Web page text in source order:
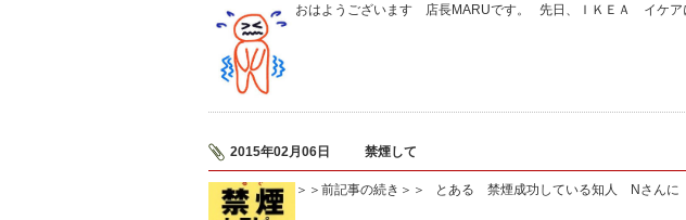
おはようございます 店長MARUです。 先日、ＩＫＥＡ イケア
2015年02月06日 禁煙して
＞＞前記事の続き＞＞ とある 禁煙成功している知人 Nさん